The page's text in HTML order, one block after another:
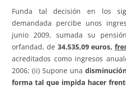
Funda tal decisión en los
demandada percibe unos
junio 2009, sumada su
orfandad, de 34.535,09 euros,
acreditados como ingresos
2006; (ii) Supone una
forma tal que impida hacer